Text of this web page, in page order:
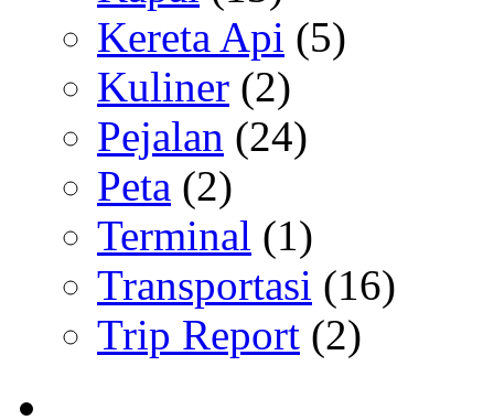
Kereta Api (5)
Kuliner (2)
Pejalan (24)
Peta (2)
Terminal (1)
Transportasi (16)
Trip Report (2)